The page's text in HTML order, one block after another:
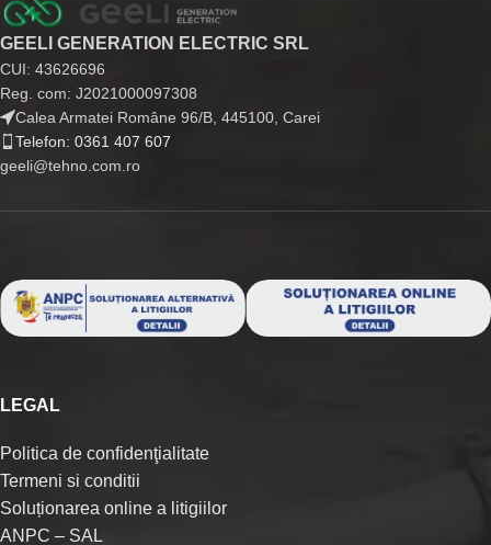
GEELI GENERATION ELECTRIC SRL
CUI: 43626696
Reg. com: J2021000097308
Calea Armatei Române 96/B, 445100, Carei
Telefon: 0361 407 607
geeli@tehno.com.ro
LEGAL
Politica de confidenţialitate
Termeni si conditii
Soluționarea online a litigiilor
ANPC – SAL